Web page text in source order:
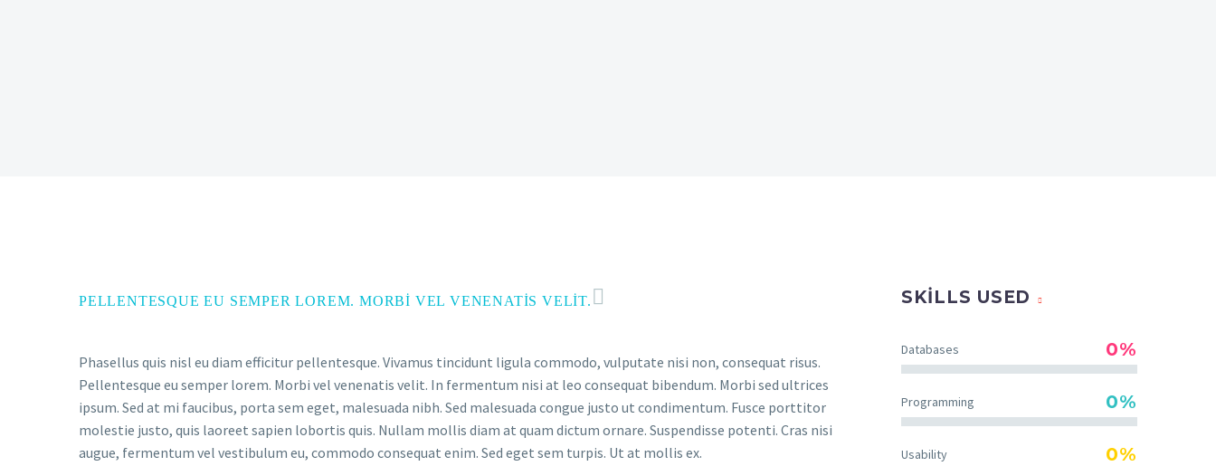
PELLENTESQUE EU SEMPER LOREM. MORBI VEL VENENATIS VELIT.
Phasellus quis nisl eu diam efficitur pellentesque. Vivamus tincidunt ligula commodo, vulputate nisi non, consequat risus.
Pellentesque eu semper lorem. Morbi vel venenatis velit. In fermentum nisi at leo consequat bibendum. Morbi sed ultrices
ipsum. Sed at mi faucibus, porta sem eget, malesuada nibh. Sed malesuada congue justo ut condimentum. Fusce porttitor
molestie justo, quis laoreet sapien lobortis quis. Nullam mollis diam at quam dictum ornare. Suspendisse potenti. Cras nisi
augue, fermentum vel vestibulum eu, commodo consequat enim. Sed eget sem turpis. Ut at mollis ex.
SKILLS USED
Databases 0%
Programming 0%
Usability 0%